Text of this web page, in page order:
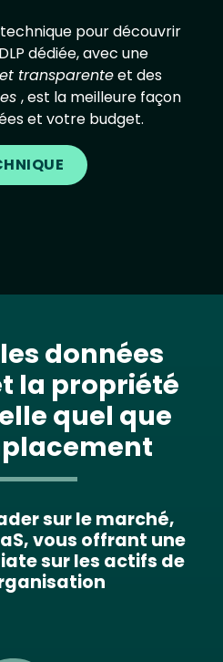
pour découvrir
dédiée, avec une
transparenteet des
, est la meilleure façon
et votre budget.
données
la propriété
quel que
sur le marché,
vous offrant une
sur les actifs de